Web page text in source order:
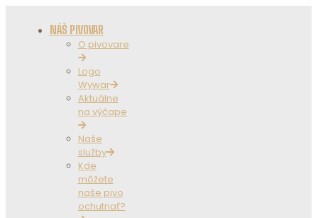
NÁŠ PIVOVAR
O pivovare
Logo
Wywar
Aktuálne
na výčape
Naše
služby
Kde
môžete
naše pivo
ochutnať?